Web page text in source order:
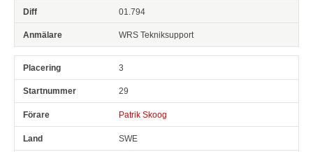
01.794
WRS Tekniksupport
3
29
Patrik Skoog
SWE